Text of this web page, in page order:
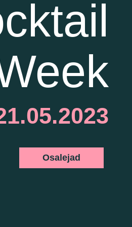
Osalejad